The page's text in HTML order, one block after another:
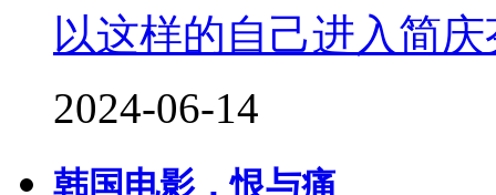
以这样的自己进入简
2024-06-14
韩国电影，恨与痛